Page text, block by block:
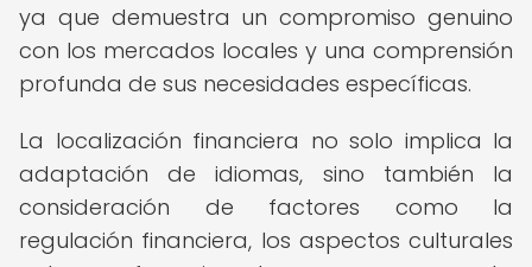
ya que demuestra un compromiso genuino
con los mercados locales y una comprensión
profunda de sus necesidades específicas.
La localización financiera no solo implica la
adaptación de idiomas, sino también la
consideración de factores como la
regulación financiera, los aspectos culturales